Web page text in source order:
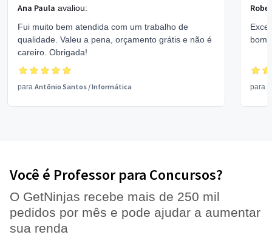
Ana Paula avaliou:
Fui muito bem atendida com um trabalho de
qualidade. Valeu a pena, orçamento grátis e não é
careiro. Obrigada!
para Antônio Santos /Informática
bom
para
Você é Professor para Concursos?
O GetNinjas recebe mais de 250 mil
pedidos por mês e pode ajudar a aumentar
sua renda